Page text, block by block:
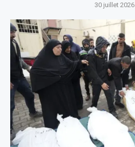
30 juillet 2026